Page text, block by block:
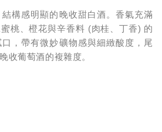
構感明顯的晚收甜白酒。香氣充滿
桃、橙花與辛香料 (肉桂、丁香) 的
，帶有微妙礦物感與細緻酸度，尾
收葡萄酒的複雜度。